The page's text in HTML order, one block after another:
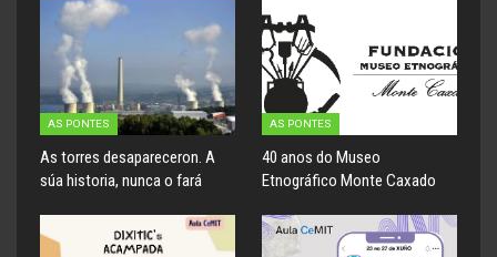
AS PONTES
As torres desapareceron. A
súa historia, nunca o fará
AS PONTES
40 anos do Museo
Etnográfico Monte Caxado